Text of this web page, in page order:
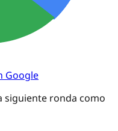
Google
siguiente ronda como